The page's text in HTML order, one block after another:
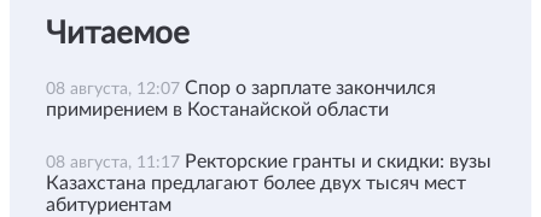
Читаемое
08 августа, 12:07 Спор о зарплате закончился
примирением в Костанайской области
08 августа, 11:17 Ректорские гранты и скидки: вузы
Казахстана предлагают более двух тысяч мест
абитуриентам